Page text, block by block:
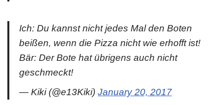
Ich: Du kannst nicht jedes Mal den Boten
beißen, wenn die Pizza nicht wie erhofft ist!
Bär: Der Bote hat übrigens auch nicht
geschmeckt!
— Kiki (@e13Kiki) January 20, 2017